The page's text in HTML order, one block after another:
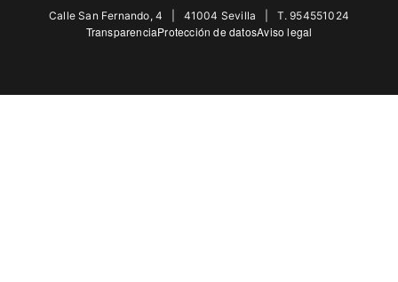
Calle San Fernando, 4 | 41004 Sevilla | T. 954551024
MENUTransparenciaProtección de datosAviso legal